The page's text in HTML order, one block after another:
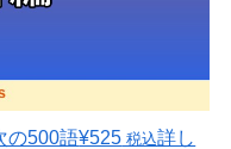
の500語¥525 税込詳し